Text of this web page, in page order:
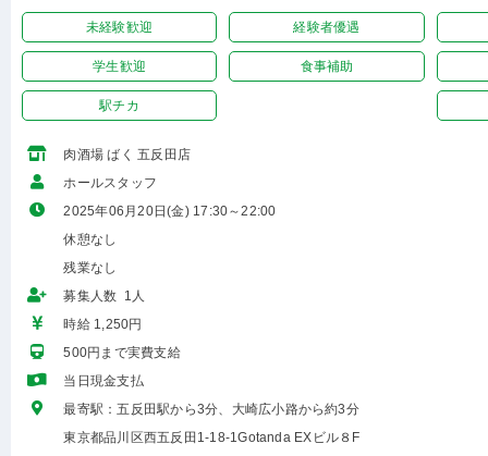
未経験歓迎 経験者優遇
学生歓迎 食事補助
駅チカ
肉酒場 ばく 五反田店
ホールスタッフ
2025年06月20日(金) 17:30～22:00
休憩なし
残業なし
募集人数 1人
時給 1,250円
500円まで実費支給
当日現金支払
最寄駅：五反田駅から3分、大崎広小路から約3分
東京都品川区西五反田1-18-1Gotanda EXビル８F